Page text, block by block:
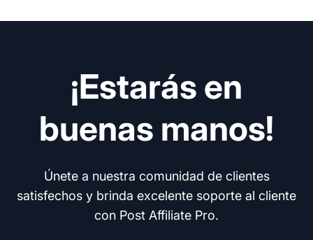
¡Estarás en
buenas manos!
Únete a nuestra comunidad de clientes
satisfechos y brinda excelente soporte al cliente
con Post Affiliate Pro.